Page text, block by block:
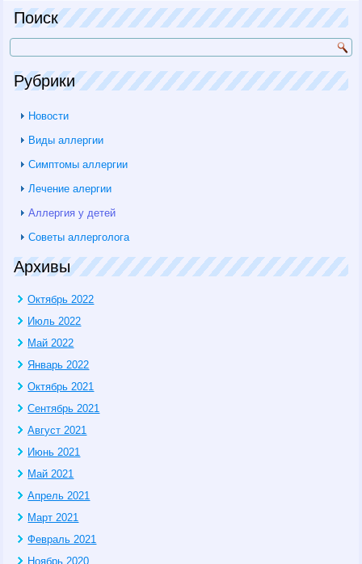
Поиск
Рубрики
Новости
Виды аллергии
Симптомы аллергии
Лечение алергии
Аллергия у детей
Советы аллерголога
Архивы
Октябрь 2022
Июль 2022
Май 2022
Январь 2022
Октябрь 2021
Сентябрь 2021
Август 2021
Июнь 2021
Май 2021
Апрель 2021
Март 2021
Февраль 2021
Ноябрь 2020